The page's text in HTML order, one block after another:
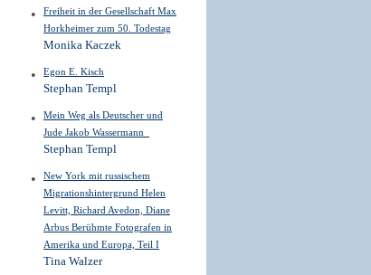
Freiheit in der Gesellschaft Max
Horkheimer zum 50. Todestag
Monika Kaczek
Egon E. Kisch
Stephan Templ
Mein Weg als Deutscher und
Jude Jakob Wassermann
Stephan Templ
New York mit russischem
Migrationshintergrund Helen
Levitt, Richard Avedon, Diane
Arbus Berühmte Fotografen in
Amerika und Europa, Teil I
Tina Walzer